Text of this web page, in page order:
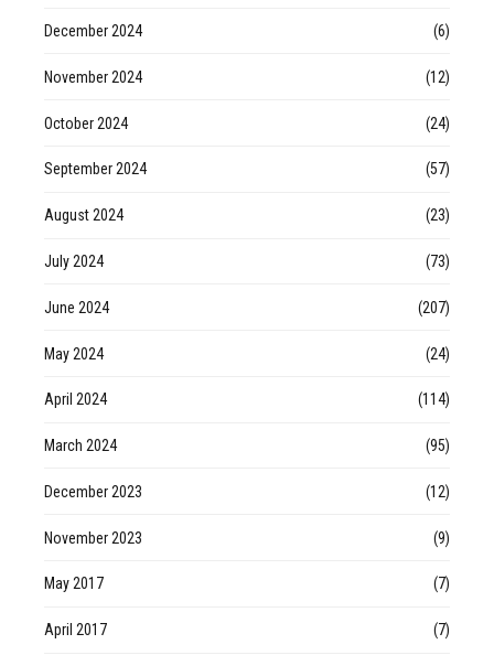
December 2024 (6)
November 2024 (12)
October 2024 (24)
September 2024 (57)
August 2024 (23)
July 2024 (73)
June 2024 (207)
May 2024 (24)
April 2024 (114)
March 2024 (95)
December 2023 (12)
November 2023 (9)
May 2017 (7)
April 2017 (7)